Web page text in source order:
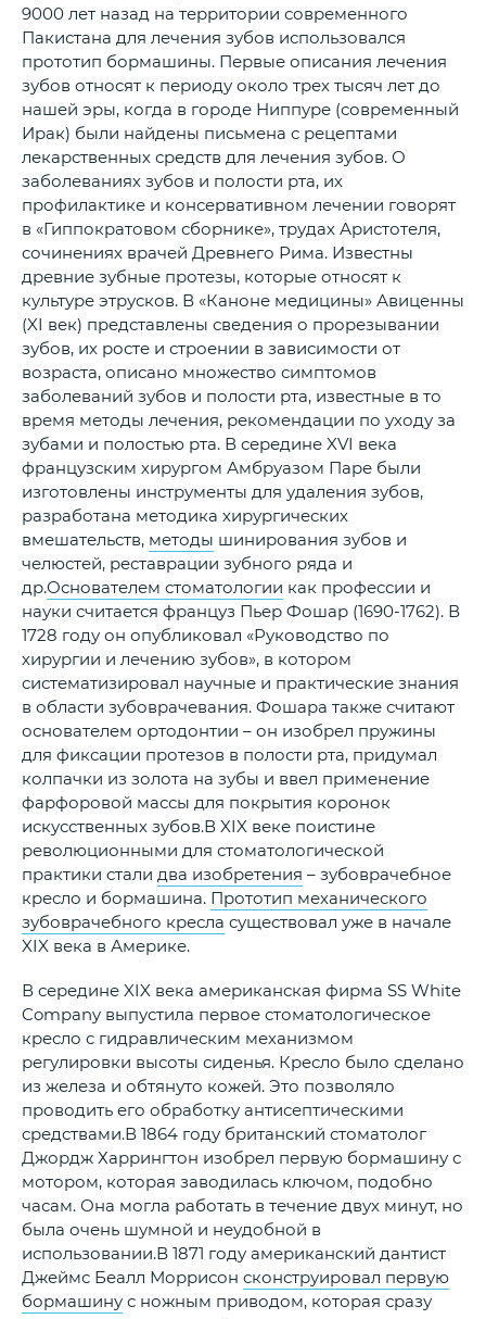
9000 лет назад на территории современного
Пакистана для лечения зубов использовался
прототип бормашины. Первые описания лечения
зубов относят к периоду около трех тысяч лет до
нашей эры, когда в городе Ниппуре (современный
Ирак) были найдены письмена с рецептами
лекарственных средств для лечения зубов. О
заболеваниях зубов и полости рта, их
профилактике и консервативном лечении говорят
в «Гиппократовом сборнике», трудах Аристотеля,
сочинениях врачей Древнего Рима. Известны
древние зубные протезы, которые относят к
культуре этрусков. В «Каноне медицины» Авиценны
(XI век) представлены сведения о прорезывании
зубов, их росте и строении в зависимости от
возраста, описано множество симптомов
заболеваний зубов и полости рта, известные в то
время методы лечения, рекомендации по уходу за
зубами и полостью рта. В середине XVI века
французским хирургом Амбруазом Паре были
изготовлены инструменты для удаления зубов,
разработана методика хирургических
вмешательств, методы шинирования зубов и
челюстей, реставрации зубного ряда и
др.Основателем стоматологии как профессии и
науки считается француз Пьер Фошар (1690-1762). В
1728 году он опубликовал «Руководство по
хирургии и лечению зубов», в котором
систематизировал научные и практические знания
в области зубоврачевания. Фошара также считают
основателем ортодонтии – он изобрел пружины
для фиксации протезов в полости рта, придумал
колпачки из золота на зубы и ввел применение
фарфоровой массы для покрытия коронок
искусственных зубов.В XIX веке поистине
революционными для стоматологической
практики стали два изобретения – зубоврачебное
кресло и бормашина. Прототип механического
зубоврачебного кресла существовал уже в начале
XIX века в Америке.
В середине XIX века американская фирма SS White
Company выпустила первое стоматологическое
кресло с гидравлическим механизмом
регулировки высоты сиденья. Кресло было сделано
из железа и обтянуто кожей. Это позволяло
проводить его обработку антисептическими
средствами.В 1864 году британский стоматолог
Джордж Харрингтон изобрел первую бормашину с
мотором, которая заводилась ключом, подобно
часам. Она могла работать в течение двух минут, но
была очень шумной и неудобной в
использовании.В 1871 году американский дантист
Джеймс Беалл Моррисон сконструировал первую
бормашину с ножным приводом, которая сразу